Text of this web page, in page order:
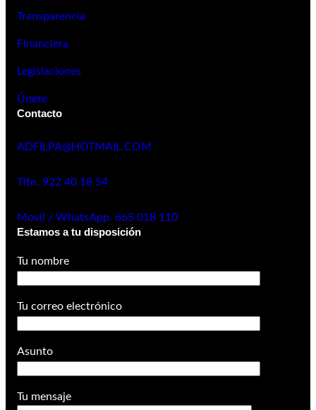
Transparencia
Financiera
Legislaciones
Únete
Contacto
ADFILPA@HOTMAIL.COM
Tlfn. 922 40 18 54
Movil / WhatsApp. 665 018 110
Estamos a tu disposición
Tu nombre
Tu correo electrónico
Asunto
Tu mensaje